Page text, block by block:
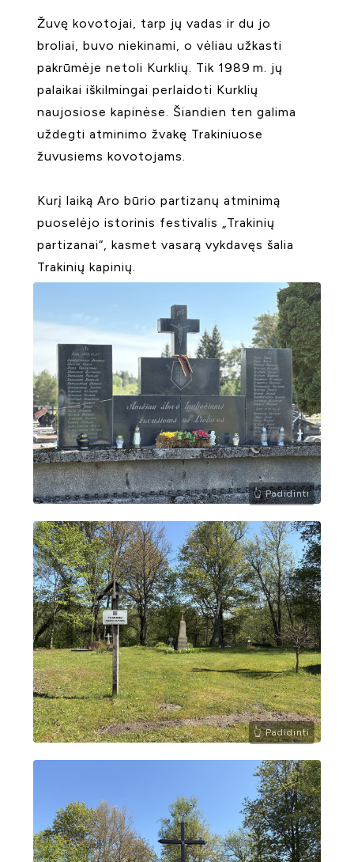
Žuvę kovotojai, tarp jų vadas ir du jo
broliai, buvo niekinami, o vėliau užkasti
pakrūmėje netoli Kurklių. Tik 1989 m. jų
palaikai iškilmingai perlaidoti Kurklių
naujosiose kapinėse. Šiandien ten galima
uždegti atminimo žvakę Trakiniuose
žuvusiems kovotojams.
Kurį laiką Aro būrio partizanų atminimą
puoselėjo istorinis festivalis „Trakinių
partizanai“, kasmet vasarą vykdavęs šalia
Trakinių kapinių.